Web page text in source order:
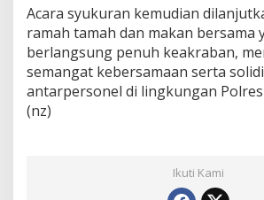
Acara syukuran kemudian
ramah tamah dan makan bersama
berlangsung penuh keakraban,
semangat kebersamaan serta
antarpersonel di lingkungan
(nz)
Ikuti Kami